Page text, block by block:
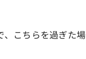
こちらを過ぎた場